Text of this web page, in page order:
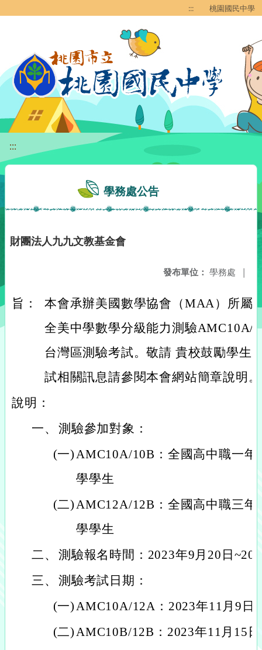
::: 桃園國民中學
:::
學務處公告
財團法人九九文教基金會
發布單位： 學務處 |
旨：
本會承辦美國數學協會（MAA）所屬
全美中學數學分級能力測驗AMC10A/
台灣區測驗考試。敬請 貴校鼓勵學生
試相關訊息請參閱本會網站簡章說明。
說明：
一、 測驗參加對象：
(一)AMC10A/10B：全國高中職一
學學生
(二)AMC12A/12B：全國高中職三
學學生
二、 測驗報名時間：2023年9月20日
三、 測驗考試日期：
(一)AMC10A/12A：2023年11月9日
(二)AMC10B/12B：2023年11月15